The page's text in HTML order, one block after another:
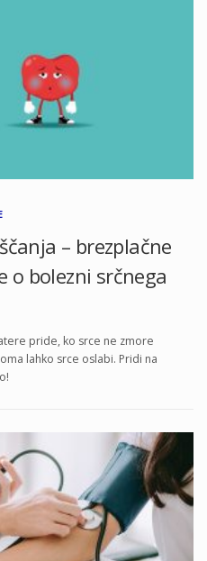
– brezplačne
o bolezni srčnega
pride, ko srce ne zmore
lahko srce oslabi. Pridi na